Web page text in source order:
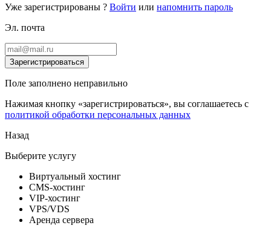
Уже зарегистрированы ? Войти или напомнить пароль
Эл. почта
Зарегистрироваться
Поле заполнено неправильно
Нажимая кнопку «зарегистрироваться», вы соглашаетесь с
политикой обработки персональных данных
Назад
Выберите услугу
Виртуальный хостинг
CMS-хостинг
VIP-хостинг
VPS/VDS
Аренда сервера